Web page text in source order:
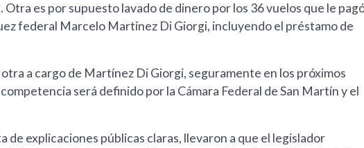
es por supuesto lavado de dinero por los 36 vuelos que le
federal Marcelo Martínez Di Giorgi, incluyendo el préstamo de
a cargo de Martínez Di Giorgi, seguramente en los próximos
será definido por la Cámara Federal de San Martín y el
de explicaciones públicas claras, llevaron a que el legislador